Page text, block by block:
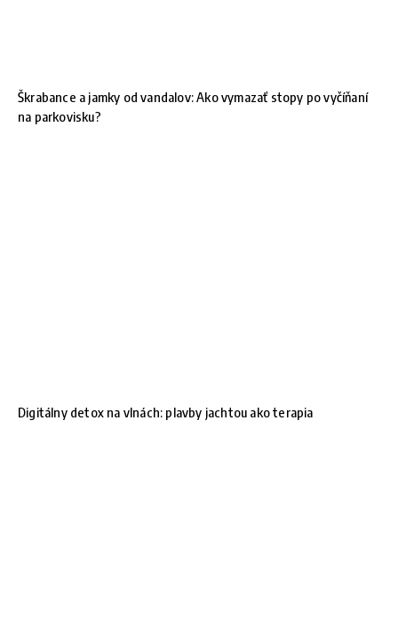
Škrabance a jamky od vandalov: Ako vymazať stopy po vyčíňaní
na parkovisku?
Digitálny detox na vlnách: plavby jachtou ako terapia